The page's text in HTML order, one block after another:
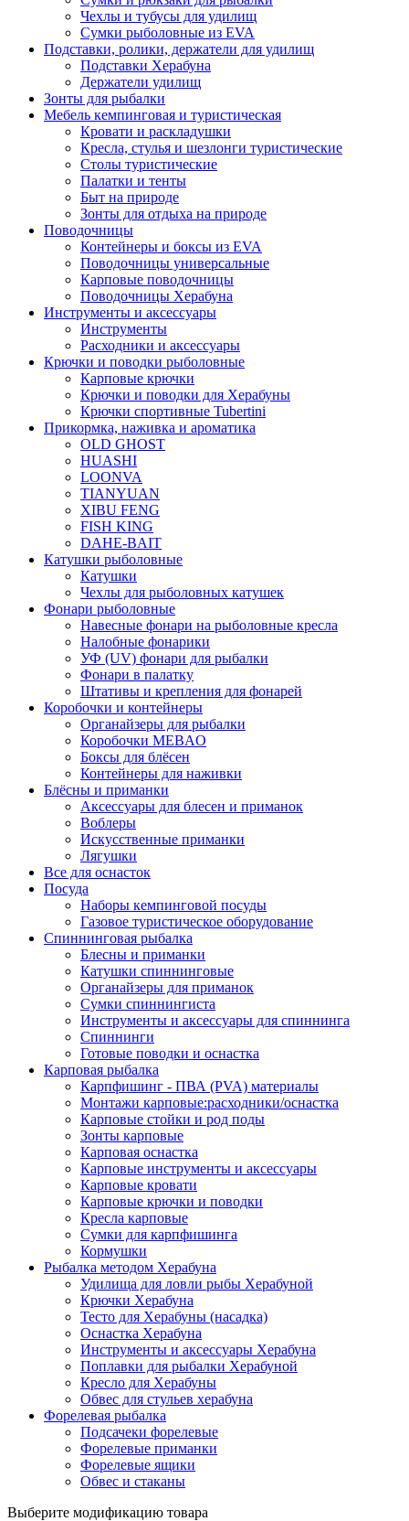
Чехлы и тубусы для удилищ
Сумки рыболовные из EVA
Подставки, ролики, держатели для удилищ
Подставки Херабуна
Держатели удилищ
Зонты для рыбалки
Мебель кемпинговая и туристическая
Кровати и раскладушки
Кресла, стулья и шезлонги туристические
Столы туристические
Палатки и тенты
Быт на природе
Зонты для отдыха на природе
Поводочницы
Контейнеры и боксы из EVA
Поводочницы универсальные
Карповые поводочницы
Поводочницы Херабуна
Инструменты и аксессуары
Инструменты
Расходники и аксессуары
Крючки и поводки рыболовные
Карповые крючки
Крючки и поводки для Херабуны
Крючки спортивные Tubertini
Прикормка, наживка и ароматика
OLD GHOST
HUASHI
LOONVA
TIANYUAN
XIBU FENG
FISH KING
DAHE-BAIT
Катушки рыболовные
Катушки
Чехлы для рыболовных катушек
Фонари рыболовные
Навесные фонари на рыболовные кресла
Налобные фонарики
УФ (UV) фонари для рыбалки
Фонари в палатку
Штативы и крепления для фонарей
Коробочки и контейнеры
Органайзеры для рыбалки
Коробочки MEBAO
Боксы для блёсен
Контейнеры для наживки
Блёсны и приманки
Аксессуары для блесен и приманок
Воблеры
Искусственные приманки
Лягушки
Все для оснасток
Посуда
Наборы кемпинговой посуды
Газовое туристическое оборудование
Спиннинговая рыбалка
Блесны и приманки
Катушки спиннинговые
Органайзеры для приманок
Сумки спиннингиста
Инструменты и аксессуары для спиннинга
Спиннинги
Готовые поводки и оснастка
Карповая рыбалка
Карпфишинг - ПВА (PVA) материалы
Монтажи карповые:расходники/оснастка
Карповые стойки и род поды
Зонты карповые
Карповая оснастка
Карповые инструменты и аксессуары
Карповые кровати
Карповые крючки и поводки
Кресла карповые
Сумки для карпфишинга
Кормушки
Рыбалка методом Херабуна
Удилища для ловли рыбы Херабуной
Крючки Херабуна
Тесто для Херабуны (насадка)
Оснастка Херабуна
Инструменты и аксессуары Херабуна
Поплавки для рыбалки Херабуной
Кресло для Херабуны
Обвес для стульев херабуна
Форелевая рыбалка
Подсачеки форелевые
Форелевые приманки
Форелевые ящики
Обвес и стаканы
Выберите модификацию товара